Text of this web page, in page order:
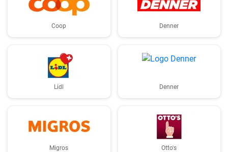
Coop Denner
Lidl Denner
Migros Otto's